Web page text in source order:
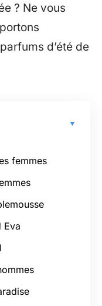
? Ne vous
d’été de
femmes
Eva